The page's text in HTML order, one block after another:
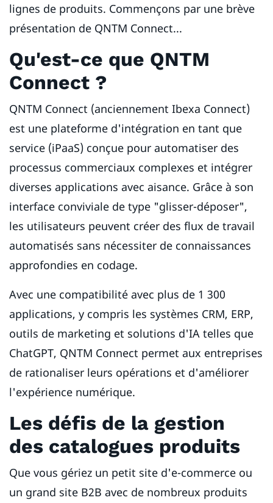
lignes de produits. Commençons par une brève
présentation de QNTM Connect...
Qu'est-ce que QNTM
Connect ?
QNTM Connect (anciennement Ibexa Connect)
est une plateforme d'intégration en tant que
service (iPaaS) conçue pour automatiser des
processus commerciaux complexes et intégrer
diverses applications avec aisance. Grâce à son
interface conviviale de type "glisser-déposer",
les utilisateurs peuvent créer des flux de travail
automatisés sans nécessiter de connaissances
approfondies en codage.
Avec une compatibilité avec plus de 1 300
applications, y compris les systèmes CRM, ERP,
outils de marketing et solutions d'IA telles que
ChatGPT, QNTM Connect permet aux entreprises
de rationaliser leurs opérations et d'améliorer
l'expérience numérique.
Les défis de la gestion
des catalogues produits
Que vous gériez un petit site d'e-commerce ou
un grand site B2B avec de nombreux produits